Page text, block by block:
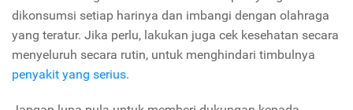
dikonsumsi setiap harinya dan imbangi dengan olahraga
yang teratur. Jika perlu, lakukan juga cek kesehatan secara
menyeluruh secara rutin, untuk menghindari timbulnya
penyakit yang serius.